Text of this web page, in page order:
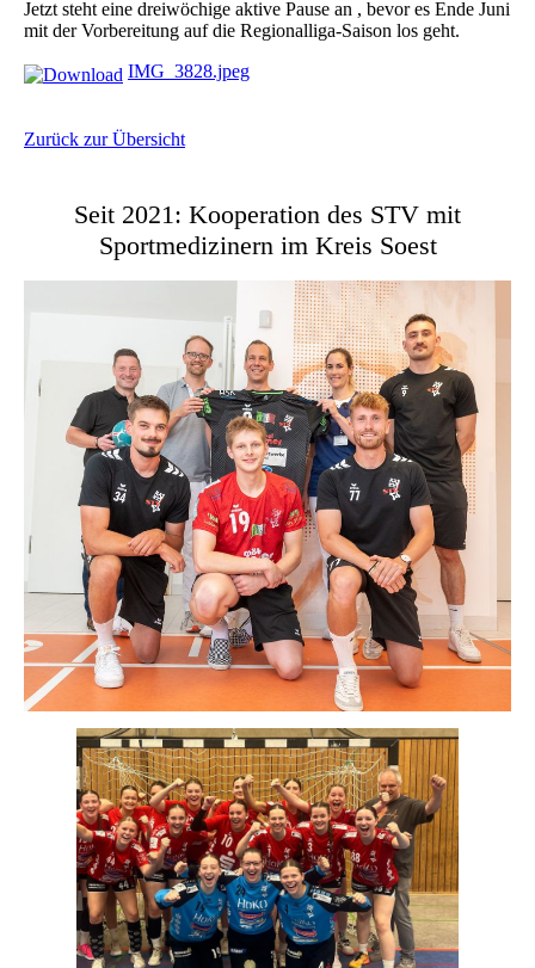
Jetzt steht eine dreiwöchige aktive Pause an , bevor es Ende Juni
mit der Vorbereitung auf die Regionalliga-Saison los geht.
IMG_3828.jpeg
Zurück zur Übersicht
Seit 2021: Kooperation des STV mit
Sportmedizinern im Kreis Soest